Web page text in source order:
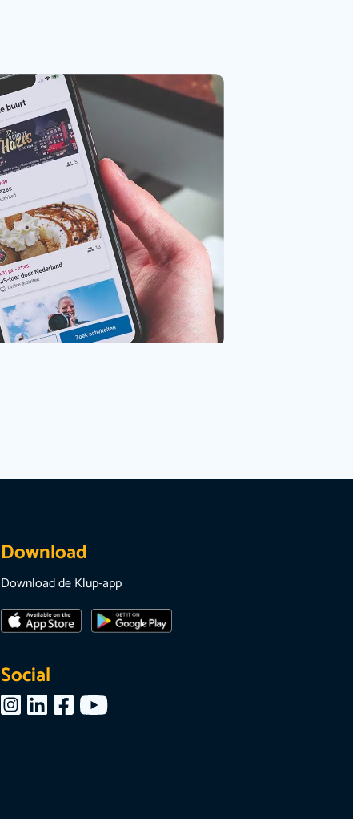
Download
Download de Klup-app
Social